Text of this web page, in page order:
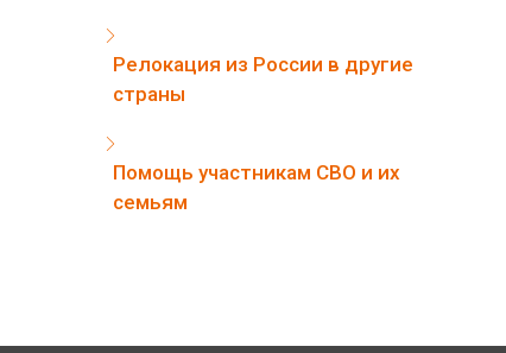
Релокация из России в другие
страны
Помощь участникам СВО и их
семьям